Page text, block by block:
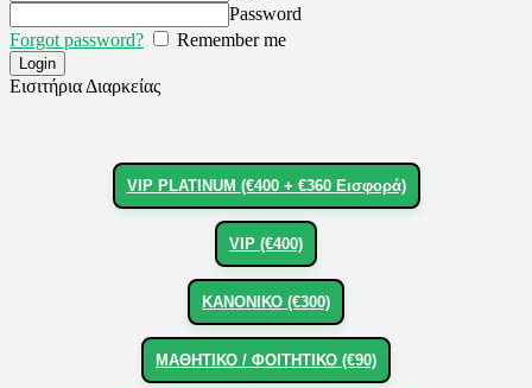
Password
Forgot password?
Remember me
Εισιτήρια Διαρκείας
VIP PLATINUM (€400 + €360 Εισφορά)
VIP (€400)
ΚΑΝΟΝΙΚΟ (€300)
ΜΑΘΗΤΙΚΟ / ΦΟΙΤΗΤΙΚΟ (€90)